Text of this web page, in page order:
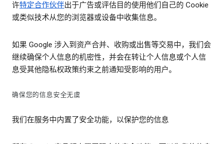
许特定合作伙伴出于广告或评估目的使用他们自己的 Cookie
或类似技术从您的浏览器或设备中收集信息。
如果 Google 涉入到资产合并、收购或出售等交易中，我们会
继续确保个人信息的机密性，并会在转让个人信息或个人信
息受其他隐私权政策约束之前通知受影响的用户。
确保您的信息安全无虞
我们在服务中内置了安全功能，以保护您的信息